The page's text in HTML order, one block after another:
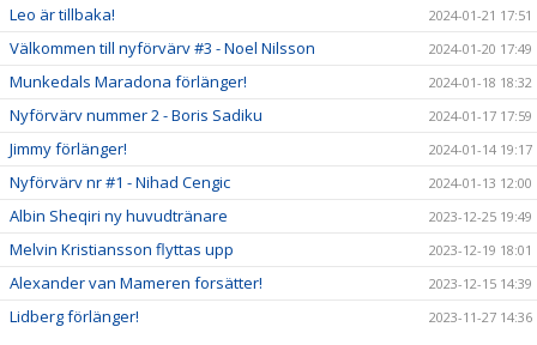
Leo är tillbaka! 2024-01-21 17:51
Välkommen till nyförvärv #3 - Noel Nilsson 2024-01-20 17:49
Munkedals Maradona förlänger! 2024-01-18 18:32
Nyförvärv nummer 2 - Boris Sadiku 2024-01-17 17:59
Jimmy förlänger! 2024-01-14 19:17
Nyförvärv nr #1 - Nihad Cengic 2024-01-13 12:00
Albin Sheqiri ny huvudtränare 2023-12-25 19:49
Melvin Kristiansson flyttas upp 2023-12-19 18:01
Alexander van Mameren forsätter! 2023-12-15 14:39
Lidberg förlänger! 2023-11-27 14:36